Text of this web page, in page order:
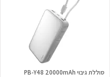
סוללת גיבוי PB-Y48 20000mAh